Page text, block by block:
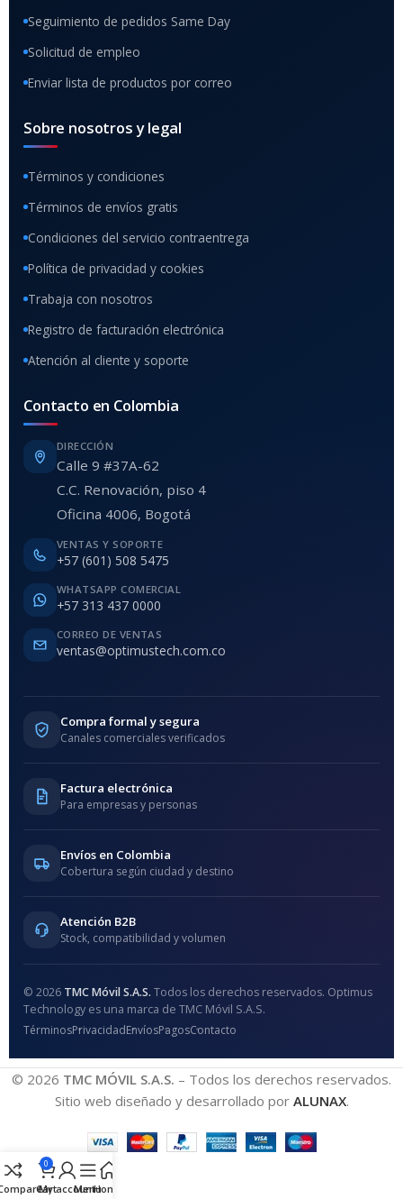
Seguimiento de pedidos Same Day
Solicitud de empleo
Enviar lista de productos por correo
Sobre nosotros y legal
Términos y condiciones
Términos de envíos gratis
Condiciones del servicio contraentrega
Política de privacidad y cookies
Trabaja con nosotros
Registro de facturación electrónica
Atención al cliente y soporte
Contacto en Colombia
DIRECCIÓN
Calle 9 #37A-62
C.C. Renovación, piso 4
Oficina 4006, Bogotá
VENTAS Y SOPORTE
+57 (601) 508 5475
WHATSAPP COMERCIAL
+57 313 437 0000
CORREO DE VENTAS
ventas@optimustech.com.co
Compra formal y segura
Canales comerciales verificados
Factura electrónica
Para empresas y personas
Envíos en Colombia
Cobertura según ciudad y destino
Atención B2B
Stock, compatibilidad y volumen
© 2026 TMC Móvil S.A.S. Todos los derechos reservados. Optimus
Technology es una marca de TMC Móvil S.A.S.
TérminosPrivacidadEnvíosPagosContacto
© 2026 TMC MÓVIL S.A.S. – Todos los derechos reservados.
Sitio web diseñado y desarrollado por ALUNAX.
0
Cart
My account
MenuHome